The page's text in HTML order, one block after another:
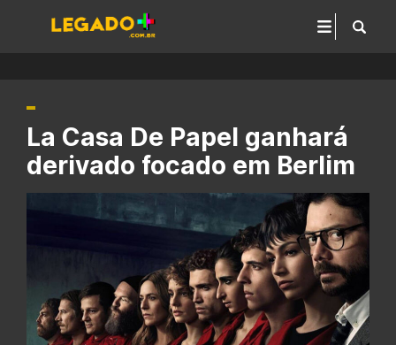
La Casa De Papel ganhará
derivado focado em Berlim